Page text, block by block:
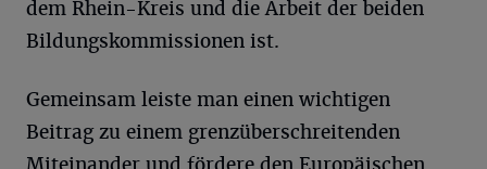
dem Rhein-Kreis und die Arbeit der beiden
Bildungskommissionen ist.
Gemeinsam leiste man einen wichtigen
Beitrag zu einem grenzüberschreitenden